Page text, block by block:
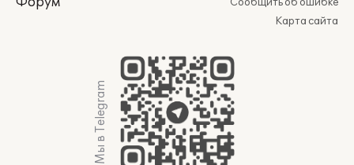
Карта сайта
Мы в Telegram